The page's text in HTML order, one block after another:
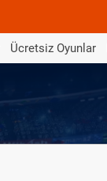
Ücretsiz Oyunlar